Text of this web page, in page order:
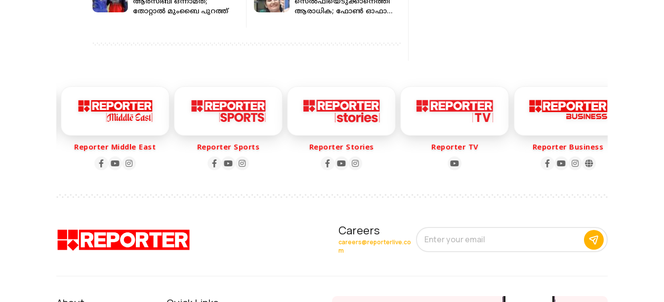
ആർസിബി ഒന്നാമത്;
തോറ്റാൽ മുംബൈ പുറത്ത്
സെൽഫിയെടുക്കാനെത്തി
ആരാധിക; ഫോൺ ഓഫായി;
Reporter Middle East Reporter Sports Reporter Stories Reporter TV Reporter Business
Careers
careers@reporterlive.co
m